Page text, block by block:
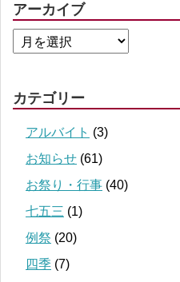
アーカイブ
カテゴリー
アルバイト (3)
お知らせ (61)
お祭り・行事 (40)
七五三 (1)
例祭 (20)
四季 (7)